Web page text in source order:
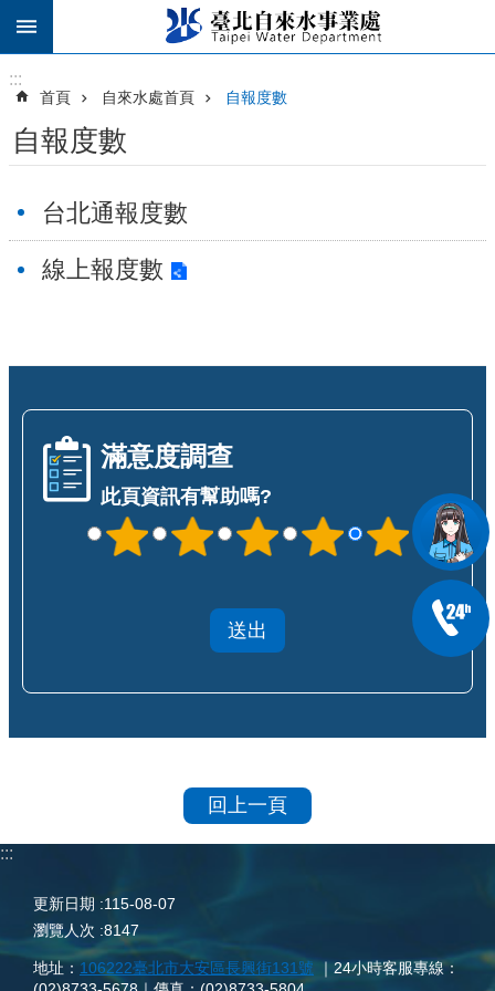
跳到主要內容區塊
:::
首頁 自來水處首頁 自報度數
自報度數
台北通報度數
線上報度數
滿意度調查
此頁資訊有幫助嗎?
回上一頁
:::
更新日期
115-08-07
瀏覽人次 8147
地址： 106222臺北市大安區長興街131號 ｜24小時客服專線：